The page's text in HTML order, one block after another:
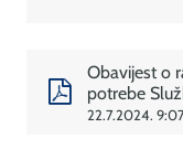
Obavijest o
potrebe
22.7.2024.